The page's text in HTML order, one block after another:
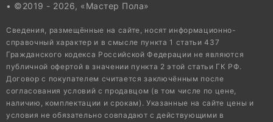
• ©2019 - 2026, «Мастер Пола»
Сведения, размещённые на сайте, носят информационно-
справочный характер и в смысле пункта 1 статьи 437
Гражданского кодекса Российской Федерации не являются
публичной офертой в значении пункта 2 этой статьи ГК РФ.
Договор с покупателем считается заключённым после
согласования условий с продавцом (в том числе по цене,
наличию, комплектации и срокам). Указанные на сайте цены и
условия не обязательно совпадают с действующими в